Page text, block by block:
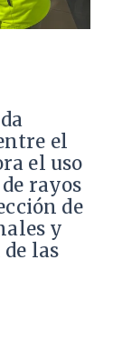
el
el uso
rayos
de
y
las